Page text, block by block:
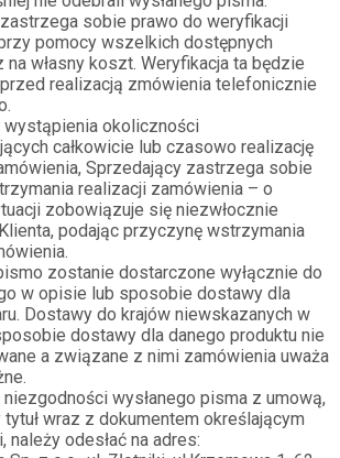
sobie prawo do weryfikacji
pomocy wszelkich dostępnych
na własny koszt. Weryfikacja ta będzie
realizacją zmówienia telefonicznie
wystąpienia okoliczności
całkowicie lub czasowo realizację
Sprzedający zastrzega sobie
realizacji zamówienia – o
zobowiązuje się niezwłocznie
podając przyczynę wstrzymania
zostanie dostarczone wyłącznie do
w opisie lub sposobie dostawy dla
Dostawy do krajów niewskazanych w
dostawy dla danego produktu nie
a związane z nimi zamówienia uważa
wysłanego pisma z umową,
wraz z dokumentem określającym
należy odesłać na adres: